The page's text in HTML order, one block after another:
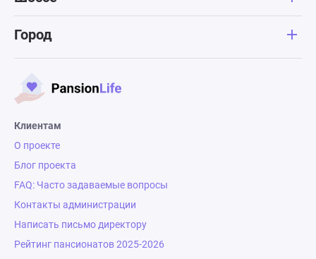
Город
Клиентам
О проекте
Блог проекта
FAQ: Часто задаваемые вопросы
Контакты администрации
Написать письмо директору
Рейтинг пансионатов 2025-2026